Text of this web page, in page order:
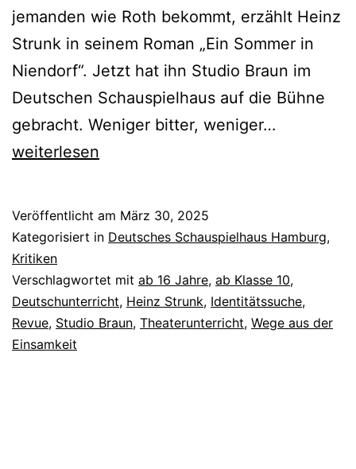
jemanden wie Roth bekommt, erzählt Heinz
Strunk in seinem Roman „Ein Sommer in
Niendorf“. Jetzt hat ihn Studio Braun im
Deutschen Schauspielhaus auf die Bühne
gebracht. Weniger bitter, weniger…
weiterlesen
Veröffentlicht am März 30, 2025
Kategorisiert in Deutsches Schauspielhaus Hamburg,
Kritiken
Verschlagwortet mit ab 16 Jahre, ab Klasse 10,
Deutschunterricht, Heinz Strunk, Identitätssuche,
Revue, Studio Braun, Theaterunterricht, Wege aus der
Einsamkeit